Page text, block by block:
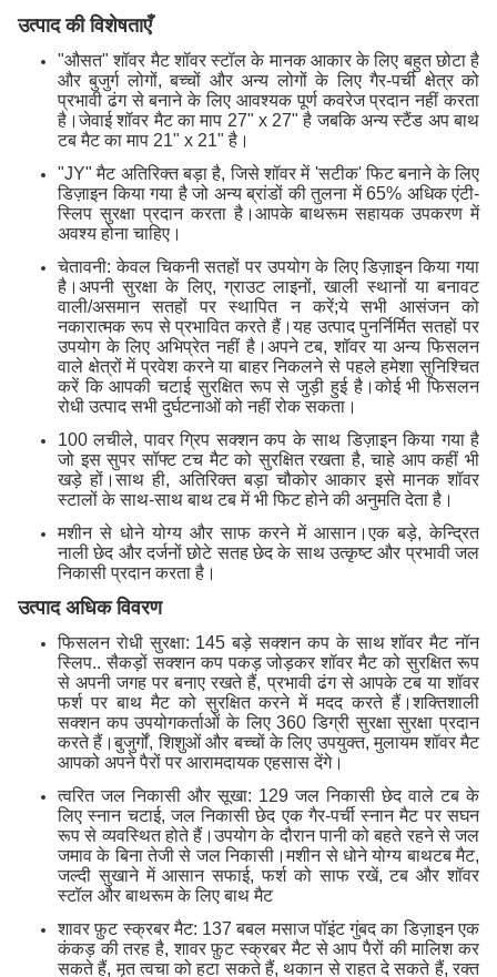
उत्पाद की विशेषताएँ
"औसत" शॉवर मैट शॉवर स्टॉल के मानक आकार के लिए बहुत छोटा है
और बुजुर्ग लोगों, बच्चों और अन्य लोगों के लिए गैर-पर्ची क्षेत्र को
प्रभावी ढंग से बनाने के लिए आवश्यक पूर्ण कवरेज प्रदान नहीं करता
है।जेवाई शॉवर मैट का माप 27" x 27" है जबकि अन्य स्टैंड अप बाथ
टब मैट का माप 21" x 21" है।
"JY" मैट अतिरिक्त बड़ा है, जिसे शॉवर में 'सटीक' फिट बनाने के लिए
डिज़ाइन किया गया है जो अन्य ब्रांडों की तुलना में 65% अधिक एंटी-
स्लिप सुरक्षा प्रदान करता है।आपके बाथरूम सहायक उपकरण में
अवश्य होना चाहिए।
चेतावनी: केवल चिकनी सतहों पर उपयोग के लिए डिज़ाइन किया गया
है।अपनी सुरक्षा के लिए, ग्राउट लाइनों, खाली स्थानों या बनावट
वाली/असमान सतहों पर स्थापित न करें;ये सभी आसंजन को
नकारात्मक रूप से प्रभावित करते हैं।यह उत्पाद पुनर्निर्मित सतहों पर
उपयोग के लिए अभिप्रेत नहीं है।अपने टब, शॉवर या अन्य फिसलन
वाले क्षेत्रों में प्रवेश करने या बाहर निकलने से पहले हमेशा सुनिश्चित
करें कि आपकी चटाई सुरक्षित रूप से जुड़ी हुई है।कोई भी फिसलन
रोधी उत्पाद सभी दुर्घटनाओं को नहीं रोक सकता।
100 लचीले, पावर ग्रिप सक्शन कप के साथ डिज़ाइन किया गया है
जो इस सुपर सॉफ्ट टच मैट को सुरक्षित रखता है, चाहे आप कहीं भी
खड़े हों।साथ ही, अतिरिक्त बड़ा चौकोर आकार इसे मानक शॉवर
स्टालों के साथ-साथ बाथ टब में भी फिट होने की अनुमति देता है।
मशीन से धोने योग्य और साफ करने में आसान।एक बड़े, केन्द्रित
नाली छेद और दर्जनों छोटे सतह छेद के साथ उत्कृष्ट और प्रभावी जल
निकासी प्रदान करता है।
उत्पाद अधिक विवरण
फिसलन रोधी सुरक्षा: 145 बड़े सक्शन कप के साथ शॉवर मैट नॉन
स्लिप.. सैकड़ों सक्शन कप पकड़ जोड़कर शॉवर मैट को सुरक्षित रूप
से अपनी जगह पर बनाए रखते हैं, प्रभावी ढंग से आपके टब या शॉवर
फर्श पर बाथ मैट को सुरक्षित करने में मदद करते हैं।शक्तिशाली
सक्शन कप उपयोगकर्ताओं के लिए 360 डिग्री सुरक्षा सुरक्षा प्रदान
करते हैं।बुजुर्गों, शिशुओं और बच्चों के लिए उपयुक्त, मुलायम शॉवर मैट
आपको अपने पैरों पर आरामदायक एहसास देंगे।
त्वरित जल निकासी और सूखा: 129 जल निकासी छेद वाले टब के
लिए स्नान चटाई, जल निकासी छेद एक गैर-पर्ची स्नान मैट पर सघन
रूप से व्यवस्थित होते हैं।उपयोग के दौरान पानी को बहते रहने से जल
जमाव के बिना तेजी से जल निकासी।मशीन से धोने योग्य बाथटब मैट,
जल्दी सुखाने में आसान सफाई, फर्श को साफ रखें, टब और शॉवर
स्टॉल और बाथरूम के लिए बाथ मैट
शावर फ़ुट स्क्रबर मैट: 137 बबल मसाज पॉइंट गुंबद का डिज़ाइन एक
कंकड़ की तरह है, शावर फ़ुट स्क्रबर मैट से आप पैरों की मालिश कर
सकते हैं, मृत त्वचा को हटा सकते हैं, थकान से राहत दे सकते हैं, रक्त